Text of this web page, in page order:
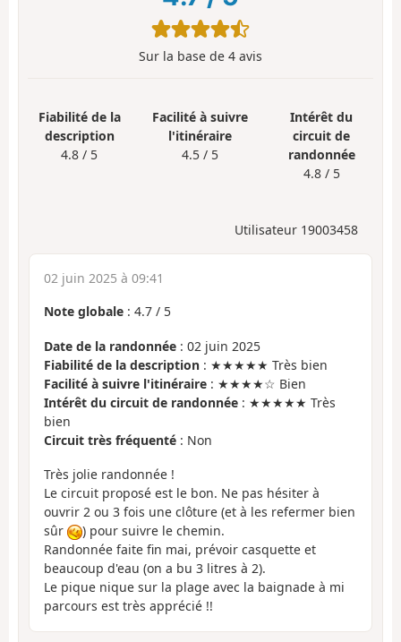
Sur la base de 4 avis
Fiabilité de la
description
4.8 / 5
Facilité à suivre
l'itinéraire
4.5 / 5
Intérêt du
circuit de
randonnée
4.8 / 5
Utilisateur 19003458
02 juin 2025 à 09:41
Note globale : 4.7 / 5
Date de la randonnée : 02 juin 2025
Fiabilité de la description : ★★★★★ Très bien
Facilité à suivre l'itinéraire : ★★★★☆ Bien
Intérêt du circuit de randonnée : ★★★★★ Très
bien
Circuit très fréquenté : Non
Très jolie randonnée !
Le circuit proposé est le bon. Ne pas hésiter à
ouvrir 2 ou 3 fois une clôture (et à les refermer bien
sûr
) pour suivre le chemin.
Randonnée faite fin mai, prévoir casquette et
beaucoup d'eau (on a bu 3 litres à 2).
Le pique nique sur la plage avec la baignade à mi
parcours est très apprécié !!